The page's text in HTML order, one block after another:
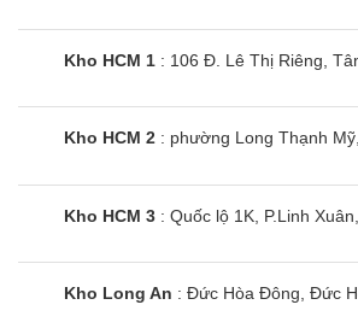
động.
đa dạng món ăn dễ dàng gồm:
củ, thịt gà, cá, thịt bò/cừu nướng,
Ngoài ra, người dùng còn có thể
Kho HCM 1 : 106 Đ. Lê Thị Riêng,
Kho HCM 2 : phường Long Thạnh
Kho HCM 3 : Quốc lộ 1K, P.Linh
Kho Long An : Đức Hòa Đông, Đức